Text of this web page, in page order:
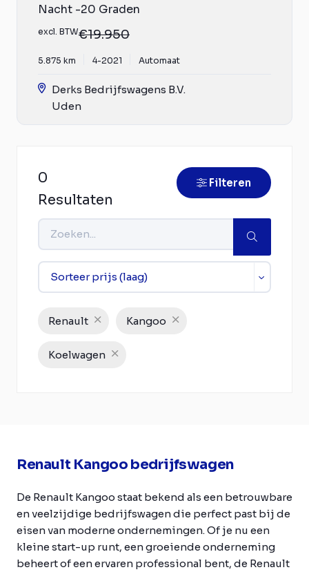
Nacht -20 Graden
excl. BTW€19.950
5.875 km 4-2021 Automaat
Derks Bedrijfswagens B.V.
Uden
0
Resultaten
Filteren
Renault Kangoo
Koelwagen
Renault Kangoo bedrijfswagen
De Renault Kangoo staat bekend als een betrouwbare
en veelzijdige bedrijfswagen die perfect past bij de
eisen van moderne ondernemingen. Of je nu een
kleine start-up runt, een groeiende onderneming
beheert of een ervaren professional bent, de Renault